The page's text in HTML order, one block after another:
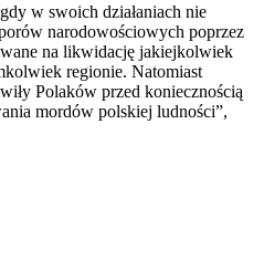
w swoich działaniach nie
narodowościowych poprzez
na likwidację jakiejkolwiek
regionie. Natomiast
Polaków przed koniecznością
mordów polskiej ludności”,